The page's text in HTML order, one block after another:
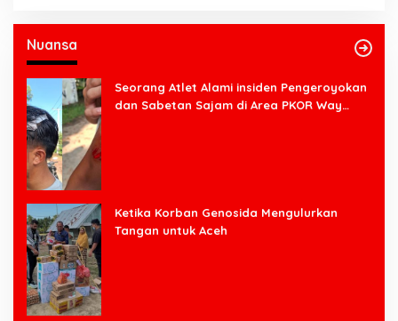
Nuansa
Seorang Atlet Alami insiden Pengeroyokan
dan Sabetan Sajam di Area PKOR Way
Ketika Korban Genosida Mengulurkan
Tangan untuk Aceh